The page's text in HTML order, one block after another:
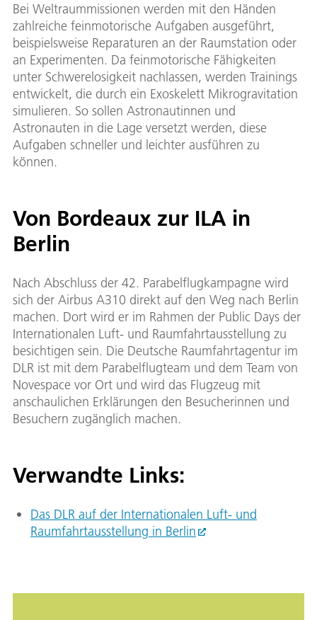
Bei Weltraummissionen werden mit den Händen
zahlreiche feinmotorische Aufgaben ausgeführt,
beispielsweise Reparaturen an der Raumstation oder
an Experimenten. Da feinmotorische Fähigkeiten
unter Schwerelosigkeit nachlassen, werden Trainings
entwickelt, die durch ein Exoskelett Mikrogravitation
simulieren. So sollen Astronautinnen und
Astronauten in die Lage versetzt werden, diese
Aufgaben schneller und leichter ausführen zu
können.
Von Bordeaux zur ILA in
Berlin
Nach Abschluss der 42. Parabelflugkampagne wird
sich der Airbus A310 direkt auf den Weg nach Berlin
machen. Dort wird er im Rahmen der Public Days der
Internationalen Luft- und Raumfahrtausstellung zu
besichtigen sein. Die Deutsche Raumfahrtagentur im
DLR ist mit dem Parabelflugteam und dem Team von
Novespace vor Ort und wird das Flugzeug mit
anschaulichen Erklärungen den Besucherinnen und
Besuchern zugänglich machen.
Verwandte Links:
Das DLR auf der Internationalen Luft- und
Raumfahrtausstellung in Berlin